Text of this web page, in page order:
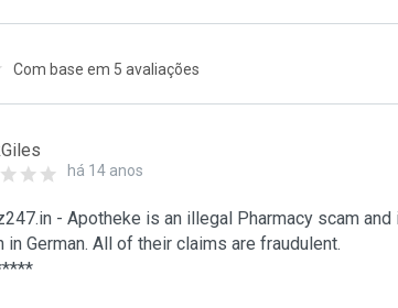
Com base em 5 avaliações
há 14 anos
- Apotheke is an illegal Pharmacy scam
German. All of their claims are fraudulent.